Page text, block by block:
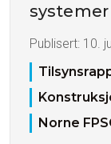
systemer
Publisert: 10.
Norne